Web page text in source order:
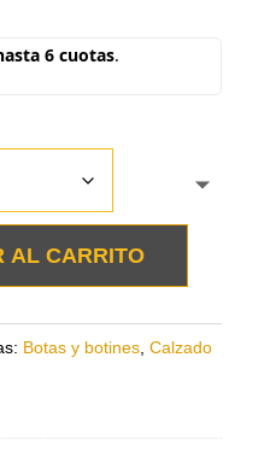
AL CARRITO
Botas y botines, Calzado